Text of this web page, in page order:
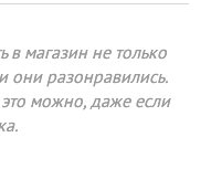
магазин не только
они разонравились.
это можно, даже если